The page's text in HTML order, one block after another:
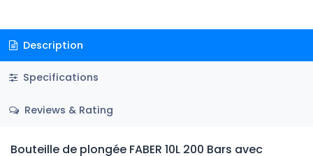
Description
Specifications
Reviews & Rating
Bouteille de plongée FABER 10L 200 Bars avec